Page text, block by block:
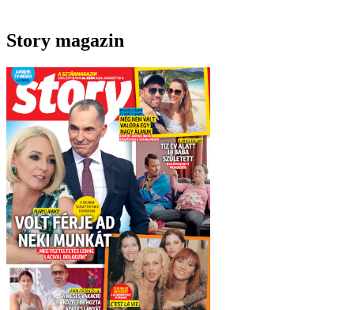
Story magazin